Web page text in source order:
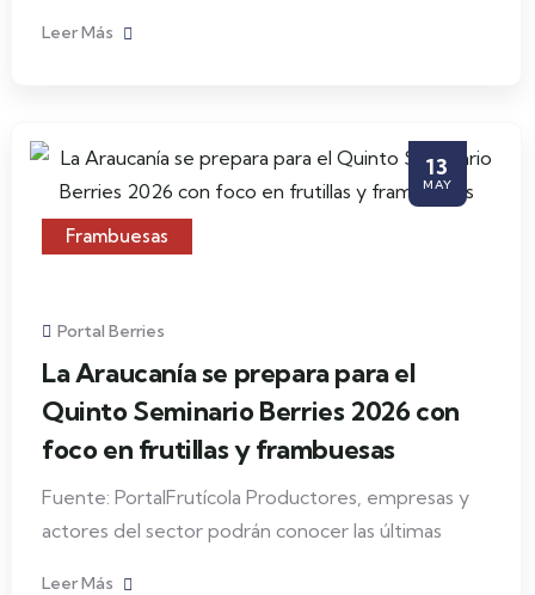
Leer Más
13
MAY
Frambuesas
Portal Berries
La Araucanía se prepara para el
Quinto Seminario Berries 2026 con
foco en frutillas y frambuesas
Fuente: PortalFrutícola Productores, empresas y
actores del sector podrán conocer las últimas
Leer Más